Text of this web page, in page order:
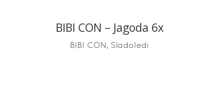
READ MORE
BIBI CON – Jagoda 6x
BIBI CON, Sladoledi